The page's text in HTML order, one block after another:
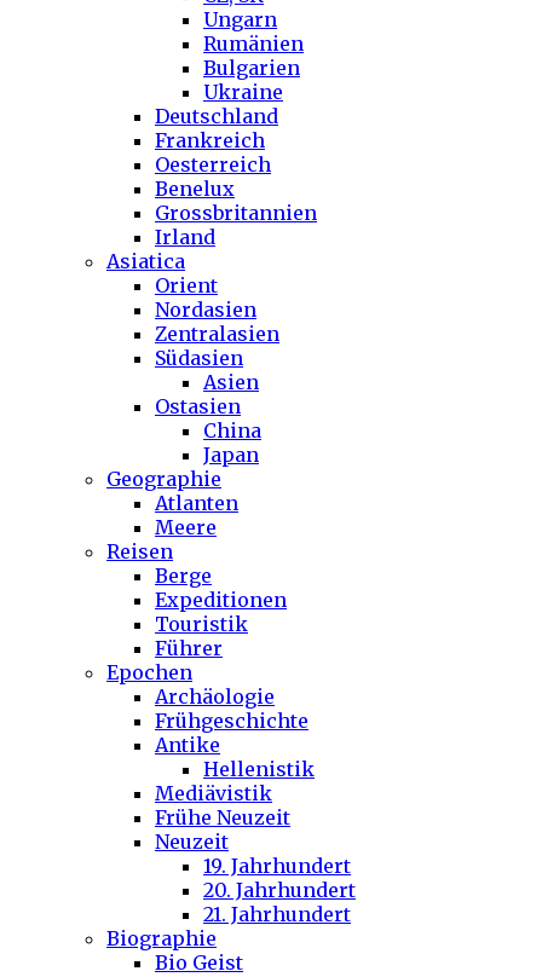
Ungarn
Rumänien
Bulgarien
Ukraine
Deutschland
Frankreich
Oesterreich
Benelux
Grossbritannien
Irland
Asiatica
Orient
Nordasien
Zentralasien
Südasien
Asien
Ostasien
China
Japan
Geographie
Atlanten
Meere
Reisen
Berge
Expeditionen
Touristik
Führer
Epochen
Archäologie
Frühgeschichte
Antike
Hellenistik
Mediävistik
Frühe Neuzeit
Neuzeit
19. Jahrhundert
20. Jahrhundert
21. Jahrhundert
Biographie
Bio Geist